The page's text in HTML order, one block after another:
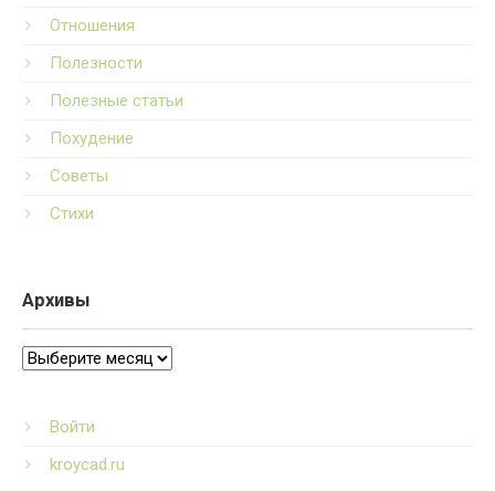
Отношения
Полезности
Полезные статьи
Похудение
Советы
Стихи
Архивы
Архивы
Войти
kroycad.ru